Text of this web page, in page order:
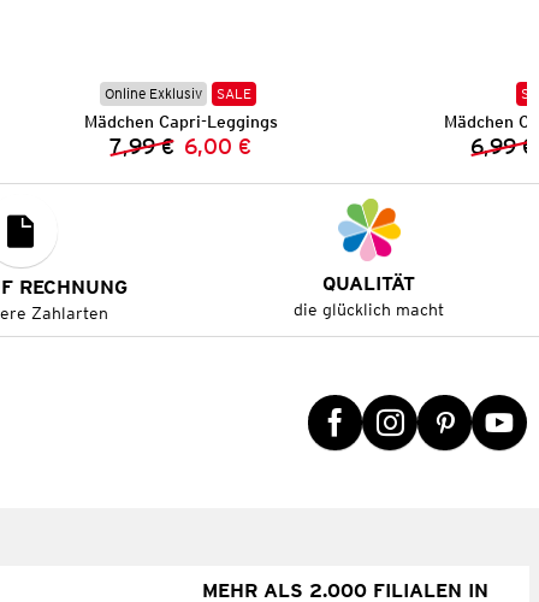
Online Exklusiv SALE
Mädchen Capri-Leggings
Vorheriger Preis:
7,99 € Neuer Preis:
6,00 €
Mädchen
6,99 €
RECHNUNG
Zahlarten
QUALITÄT
die glücklich macht
MEHR ALS 2.000 FILIALEN IN